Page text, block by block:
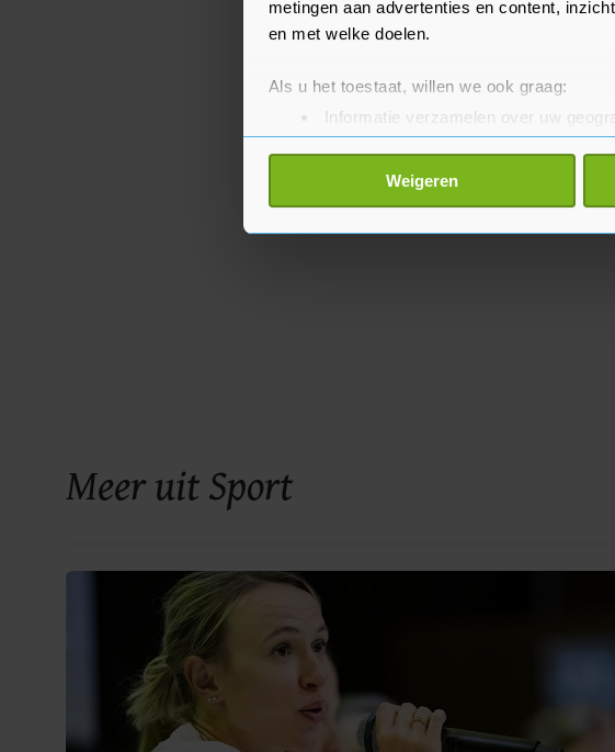
metingen aan advertenties en content,
en met welke doelen.
Als u het toestaat, willen we ook graag:
Informatie verzamelen over uw
Uw apparaat identificeren door het
Lees meer over hoe uw persoonlijke
toestemming op elk moment wijzigen of
Weigeren
Meer uit Sport